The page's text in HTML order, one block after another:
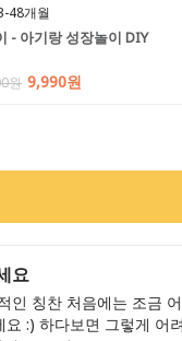
48개월
- 아기랑 성장놀이 DIY
원 9,990원
요
인 칭찬 처음에는 조금 어
:) 하다보면 그렇게 어려